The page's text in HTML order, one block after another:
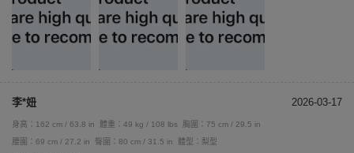
李*妞 2026-03-17
身高：162 cm / 63.8 in 體重：49 kg / 108 lbs
胸圍：75 cm / 29.5 in
腰圍：69 cm / 27.2 in
臀圍：80 cm / 31.5 in
體型：梨型